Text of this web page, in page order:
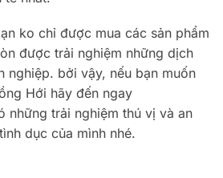
ko chỉ được mua các sản phẩm
được trải nghiệm những dịch
nghiệp. bởi vậy, nếu bạn muốn
Hới hãy đến ngay
những trải nghiệm thú vị và an
dục của mình nhé.